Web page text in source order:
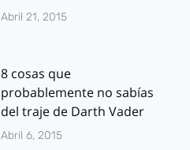
Abril 21, 2015
8 cosas que
probablemente no sabías
del traje de Darth Vader
Abril 6, 2015